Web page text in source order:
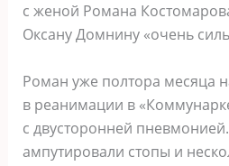
с женой Романа
Оксану Домнину «очень
Роман уже полтора месяца
в реанимации в
с двусторонней
ампутировали стопы и